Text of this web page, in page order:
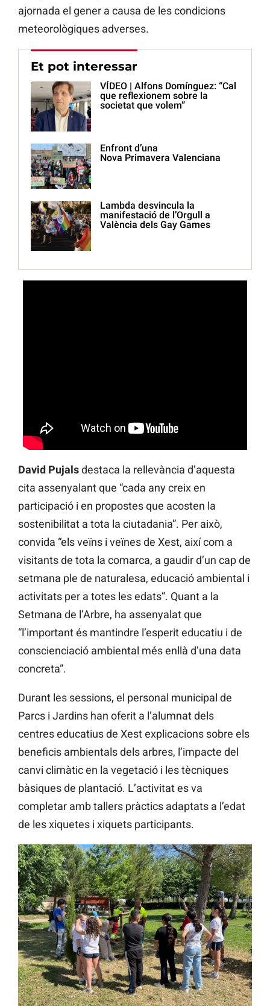
ajornada el gener a causa de les condicions
meteorològiques adverses.
Et pot interessar
VÍDEO | Alfons Domínguez: “Cal
que reflexionem sobre la
societat que volem”
Enfront d’una
Nova Primavera Valenciana
Lambda desvincula la
manifestació de l’Orgull a
València dels Gay Games
David Pujalsdestaca la rellevància d’aquesta
cita assenyalant que “cada any creix en
participació i en propostes que acosten la
sostenibilitat a tota la ciutadania”. Per això,
convida “els veïns i veïnes de Xest, així com a
visitants de tota la comarca, a gaudir d’un cap de
setmana ple de naturalesa, educació ambiental i
activitats per a totes les edats”. Quant a la
Setmana de l’Arbre, ha assenyalat que
“l’important és mantindre l’esperit educatiu i de
conscienciació ambiental més enllà d’una data
concreta”.
Durant les sessions, el personal municipal de
Parcs i Jardins han oferit a l’alumnat dels
centres educatius de Xest explicacions sobre els
beneficis ambientals dels arbres, l’impacte del
canvi climàtic en la vegetació i les tècniques
bàsiques de plantació. L’activitat es va
completar amb tallers pràctics adaptats a l’edat
de les xiquetes i xiquets participants.